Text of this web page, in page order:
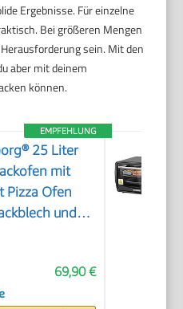
Ergebnisse. Für einzelne
Bei größeren Mengen
sein. Mit den
aber mit deinem
können.
EMPFEHLUNG
25 Liter
mit
Pizza Ofen
und
69,90 €